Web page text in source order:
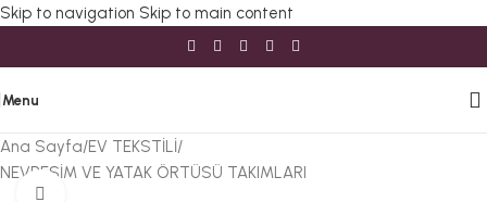
Skip to navigation Skip to main content
Menu
Ana Sayfa/EV TEKSTİLİ/
NEVRESİM VE YATAK ÖRTÜSÜ TAKIMLARI